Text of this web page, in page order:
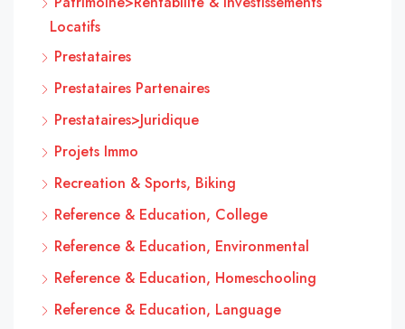
Locatifs
Prestataires
Prestataires Partenaires
Prestataires>Juridique
Projets Immo
Recreation & Sports, Biking
Reference & Education, College
Reference & Education, Environmental
Reference & Education, Homeschooling
Reference & Education, Language